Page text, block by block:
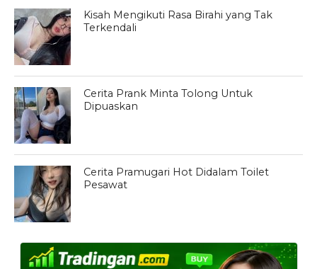
Kisah Mengikuti Rasa Birahi yang Tak
Terkendali
Cerita Prank Minta Tolong Untuk
Dipuaskan
Cerita Pramugari Hot Didalam Toilet
Pesawat